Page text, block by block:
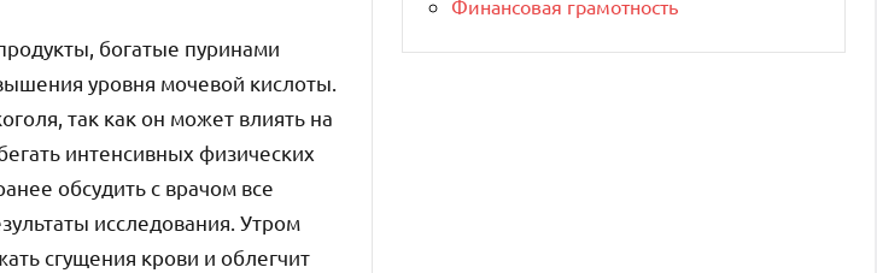
богатые пуринами
уровня мочевой кислоты.
так как он может влиять на
интенсивных физических
обсудить с врачом все
исследования. Утром
сгущения крови и облегчит
Финансовая грамотность